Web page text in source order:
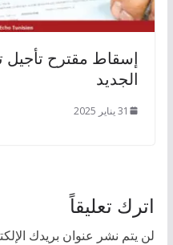
إسقاط مقترح تأجيل
الجديد
31 يناير 2025
اترك تعليقاً
لن يتم نشر عنوان بريدك